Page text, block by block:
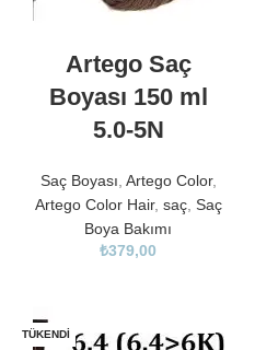
Artego Saç
Boyası 150 ml
5.0-5N
Saç Boyası Artego Color,
Artego Color Hair, saç, Saç
Boya Bakımı
₺379,00
TÜKENDI